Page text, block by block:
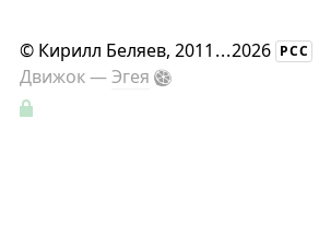
© Кирилл Беляев, 2011 ...2026 РСС
Движок —Эгея